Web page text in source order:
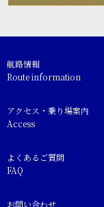
航路情報
Route information
アクセス・乗り場案内
Access
よくあるご質問
FAQ
お問い合わせ